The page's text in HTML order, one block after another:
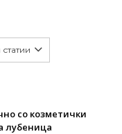
со козметички
лубеница